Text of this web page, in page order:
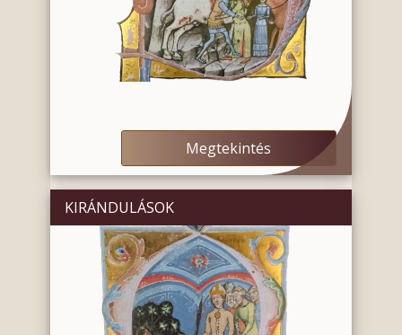
Megtekintés
KIRÁNDULÁSOK